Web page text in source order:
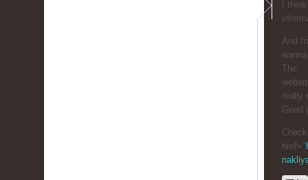
I
And
The
really
Good
href="